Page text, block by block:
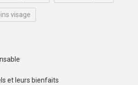
visage
et leurs bienfaits